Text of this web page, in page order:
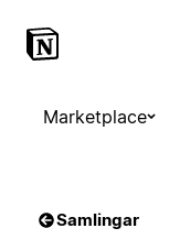
Marketplace
Samlingar